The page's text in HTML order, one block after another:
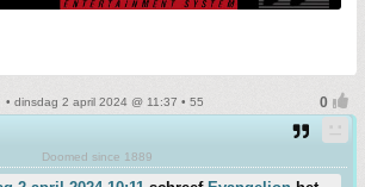
• dinsdag 2 april 2024 @ 11:37 • 55
Doomed since 1889